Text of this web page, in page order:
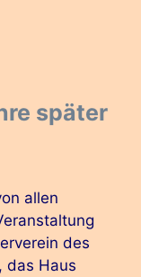
später
allen
des
das Haus